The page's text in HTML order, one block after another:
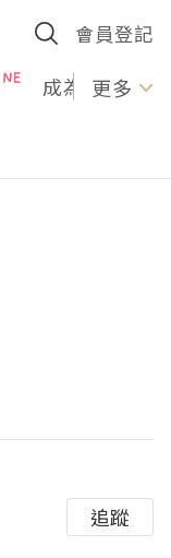
會員登記
成為U更多
追蹤